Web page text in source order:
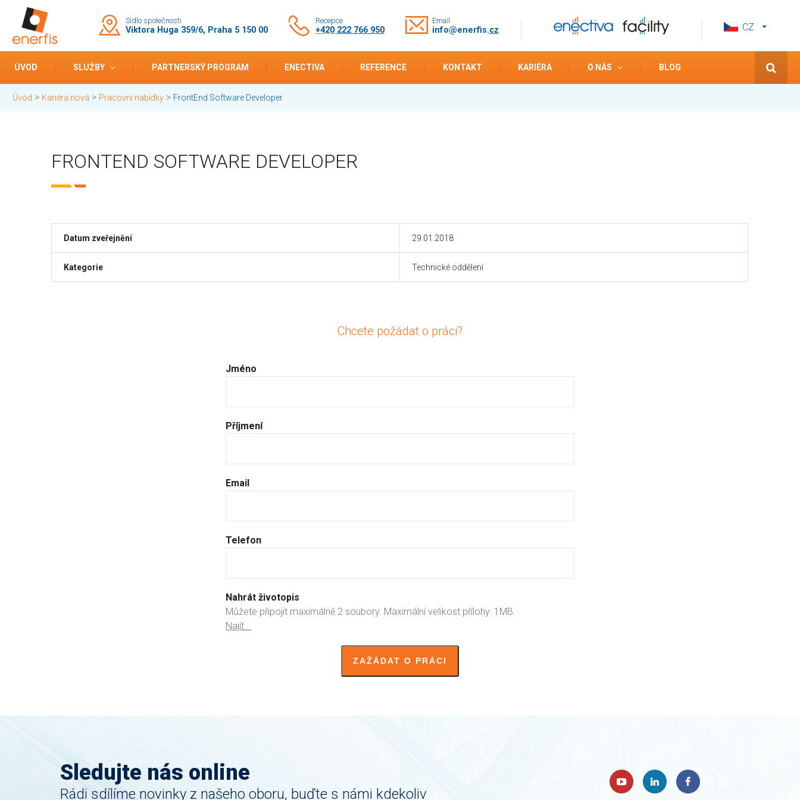
Sídlo společnosti
Viktora Huga 359/6, Praha 5 150 00
Recepce
+420 222 766 950
Email
info@enerfis.cz
CZ
ÚVOD SLUŽBY PARTNERSKÝ PROGRAM ENECTIVA REFERENCE KONTAKT KARIÉRA O NÁS BLOG
Úvod > Kariéra nová > Pracovní nabídky > FrontEnd Software Developer
FRONTEND SOFTWARE DEVELOPER
Datum zveřejnění 29.01.2018
Kategorie Technické oddělení
Chcete požádat o práci?
Jméno
Příjmení
Email
Telefon
Nahrát životopis
Můžete připojit maximálně 2 soubory. Maximální velikost přílohy: 1MB.
Najít...
Sledujte nás online
Rádi sdílíme novinky z našeho oboru, buďte s námi kdekoliv